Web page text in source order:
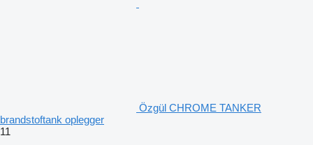
Özgül CHROME TANKER
brandstoftank oplegger
11